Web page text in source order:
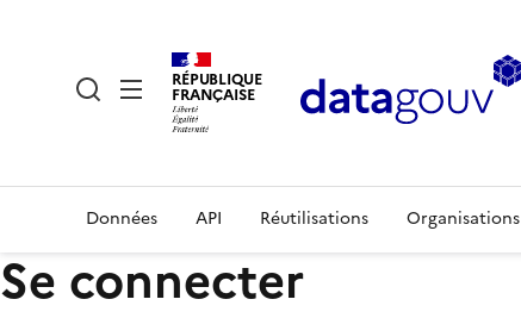
RÉPUBLIQUE
FRANÇAISE
Données API Réutilisations Organisations
Se connecter